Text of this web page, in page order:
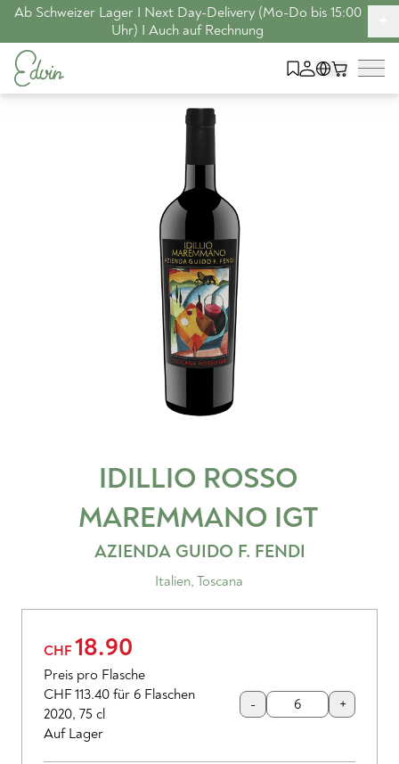
Ab Schweizer Lager I Next Day-Delivery (Mo-Do bis 15:00
Uhr) I Auch auf Rechnung
IDILLIO ROSSO
MAREMMANO IGT
AZIENDA GUIDO F. FENDI
Italien, Toscana
CHF 18.90
Preis pro Flasche
CHF 113.40 für 6 Flaschen
2020, 75 cl
Auf Lager
- +